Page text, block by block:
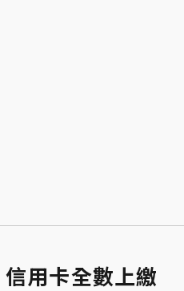
用卡全數上繳